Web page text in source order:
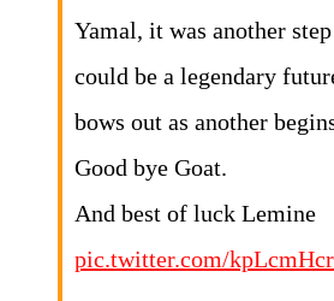
Yamal, it was another
could be a legendary
bows out as another
Good bye Goat.
And best of luck Lemine
pic.twitter.com/